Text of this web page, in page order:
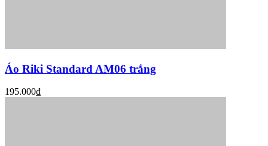
Áo Riki Standard AM06 trắng
195.000₫